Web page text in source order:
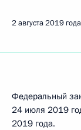
2 августа 2019 года
Федеральный
24 июля 2019
2019 года.